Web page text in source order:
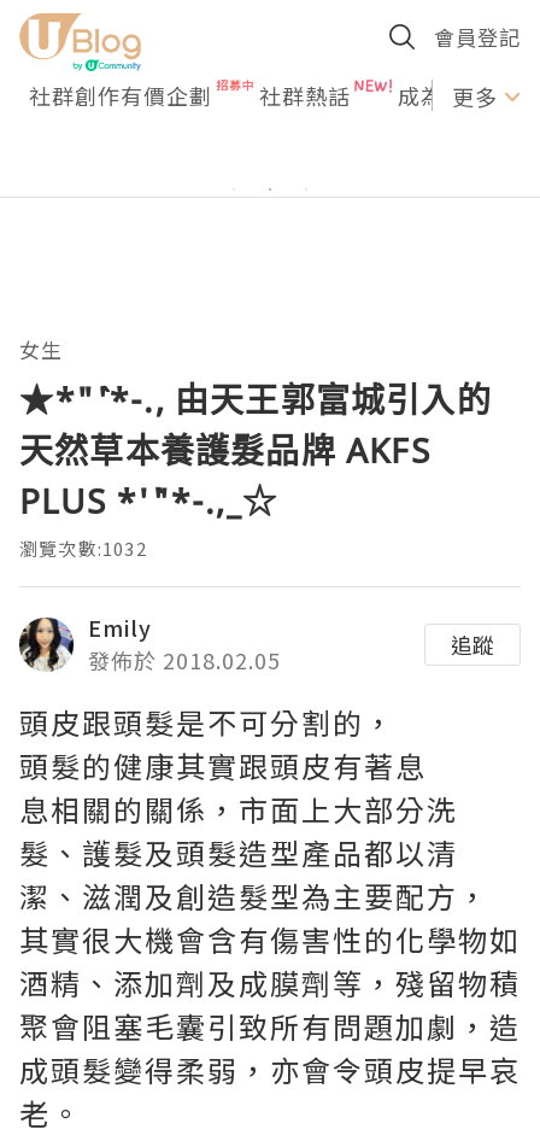
會員登記
社群創作有價企劃 社群熱話 成為U更多
女生
★*"`'*-., 由天王郭富城引入的
天然草本養護髮品牌 AKFS
PLUS *'`"*-.,_☆
瀏覽次數:1032
Emily
發佈於 2018.02.05
追蹤
頭皮跟頭髮是不可分割的，
頭髮的健康其實跟頭皮有著息
息相關的關係，市面上大部分洗
髮、護髮及頭髮造型產品都以清
潔、滋潤及創造髮型為主要配方，
其實很大機會含有傷害性的化學物如
酒精、添加劑及成膜劑等，殘留物積
聚會阻塞毛囊引致所有問題加劇，造
成頭髮變得柔弱，亦會令頭皮提早哀
老。